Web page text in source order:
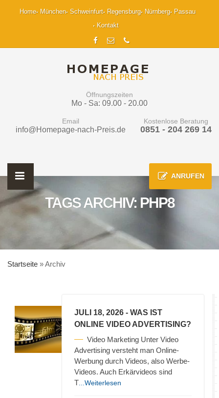
Home München Schweinfurt Regensburg Nürnberg
Passau
Kontakt
Öffnungszeiten
Mo - Sa: 09.00 - 20.00
Email
info@Homepage-nach-Preis.de
Kostenlose Beratung
0851 - 204 269 14
ANRUFEN
TAGS ARCHIV: PHP8
Startseite »Archiv
JULI 18, 2026 - WAS IST
ONLINE VIDEO ADVERTISING?
Video Marketing Unter Video
Advertising versteht man Online-
Werbung durch Videos, also Werbe-
Videos. Auch Erkärvideos sind
T ...Weiterlesen